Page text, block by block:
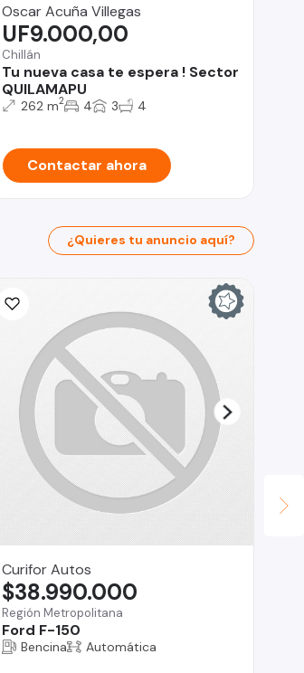
Oscar Acuña Villegas
Chillán
Tu nueva casa te espera ! Sector
QUILAMAPU
UF9.000,00
262 m2 4 3 4
Contactar ahora
¿Quieres tu anuncio aquí?
Curifor Autos
Región Metropolitana
Ford F-150
$38.990.000
Bencina Automática